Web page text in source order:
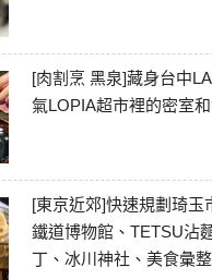
[肉割烹 黑泉]藏身台中
氣LOPIA超市裡的密室
[東京近郊]快速規劃琦玉
鐵道博物館、TETSU沾
丁、冰川神社、美食彙整